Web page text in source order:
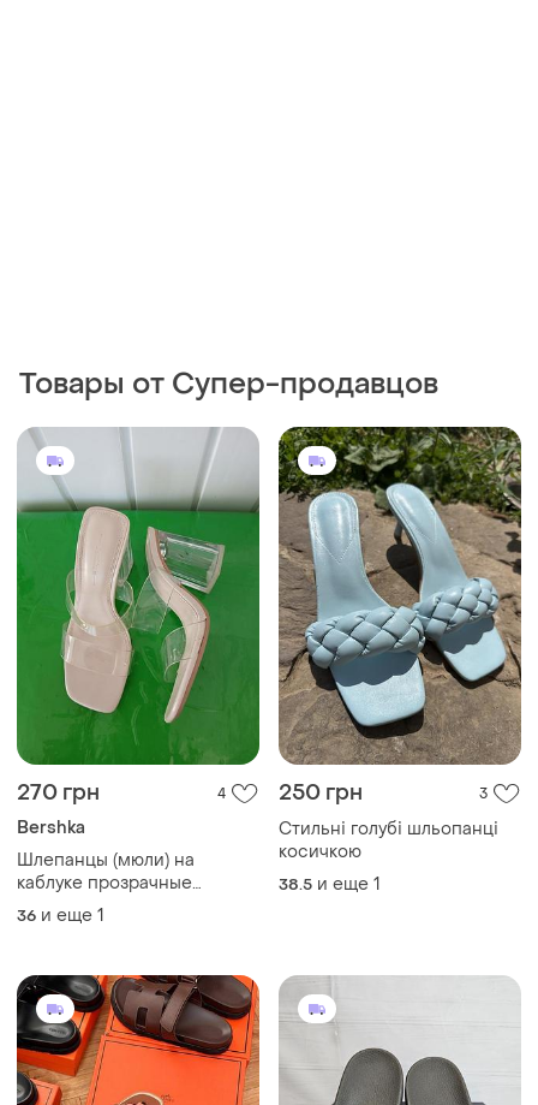
Товары от Супер-продавцов
270 грн 4
Bershka
Шлепанцы (мюли) на
каблуке прозрачные
bershka
36 и еще 1
250 грн 3
Стильні голубі шльопанці
косичкою
38.5 и еще 1